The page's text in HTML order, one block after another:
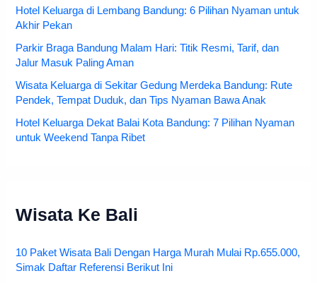
Hotel Keluarga di Lembang Bandung: 6 Pilihan Nyaman untuk
Akhir Pekan
Parkir Braga Bandung Malam Hari: Titik Resmi, Tarif, dan
Jalur Masuk Paling Aman
Wisata Keluarga di Sekitar Gedung Merdeka Bandung: Rute
Pendek, Tempat Duduk, dan Tips Nyaman Bawa Anak
Hotel Keluarga Dekat Balai Kota Bandung: 7 Pilihan Nyaman
untuk Weekend Tanpa Ribet
Wisata Ke Bali
10 Paket Wisata Bali Dengan Harga Murah Mulai Rp.655.000,
Simak Daftar Referensi Berikut Ini